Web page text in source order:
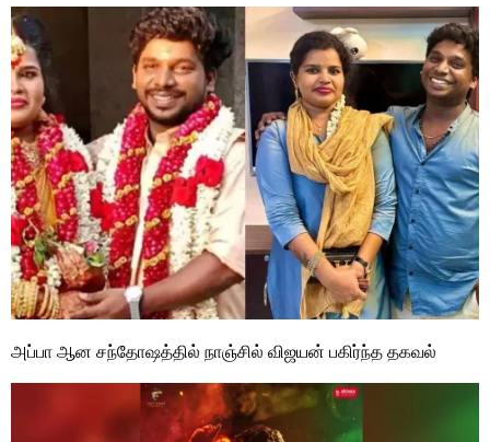
அப்பா ஆன சந்தோஷத்தில் நாஞ்சில் விஜயன் பகிர்ந்த தகவல்